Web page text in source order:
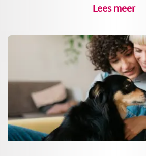
Lees meer